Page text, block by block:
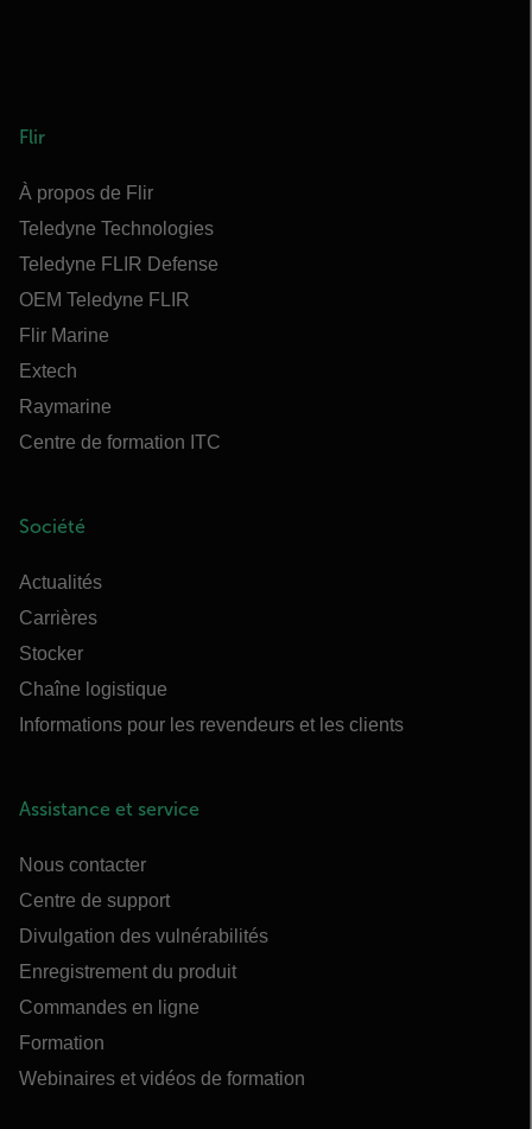
Flir
À propos de Flir
Teledyne Technologies
Teledyne FLIR Defense
OEM Teledyne FLIR
Flir Marine
Extech
Raymarine
Centre de formation ITC
Société
Actualités
Carrières
Stocker
Chaîne logistique
Informations pour les revendeurs et les clients
Assistance et service
Nous contacter
Centre de support
Divulgation des vulnérabilités
Enregistrement du produit
Commandes en ligne
Formation
Webinaires et vidéos de formation